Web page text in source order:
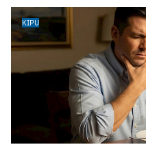
KIPU